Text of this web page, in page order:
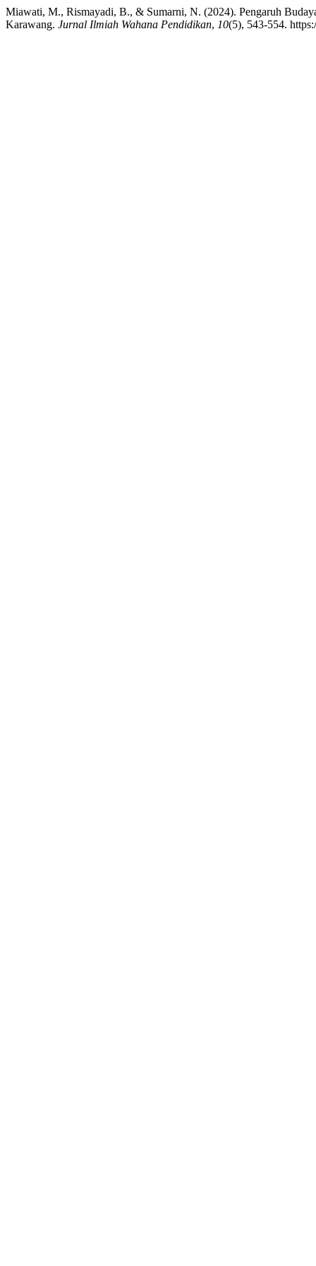
Miawati, M., Rismayadi, B., & Sumarni, N. (2024). Pengaruh
Karawang. Jurnal Ilmiah Wahana Pendidikan, 10(5), 543-554.